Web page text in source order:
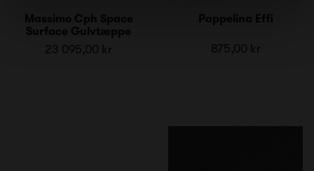
Surface Gulvtæppe
23 095,00 kr 875,00 kr